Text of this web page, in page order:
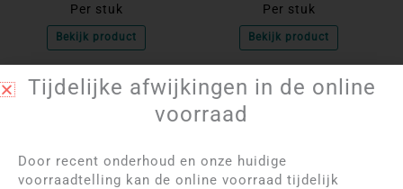
Per stuk
Bekijk product
Per stuk
Bekijk product
NIET OP VOORRAAD NIET OP VOORRAAD
Tijdelijke afwijkingen in de online
voorraad
Door recent onderhoud en onze huidige
voorraadtelling kan de online voorraad tijdelijk